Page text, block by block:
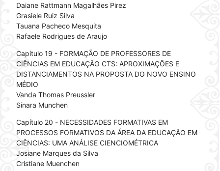
Daiane Rattmann Magalhães Pirez
Grasiele Ruiz Silva
Tauana Pacheco Mesquita
Rafaele Rodrigues de Araujo
Capítulo 19 - FORMAÇÃO DE PROFESSORES DE
CIÊNCIAS EM EDUCAÇÃO CTS: APROXIMAÇÕES E
DISTANCIAMENTOS NA PROPOSTA DO NOVO ENSINO
MÉDIO
Vanda Thomas Preussler
Sinara Munchen
Capítulo 20 - NECESSIDADES FORMATIVAS EM
PROCESSOS FORMATIVOS DA ÁREA DA EDUCAÇÃO EM
CIÊNCIAS: UMA ANÁLISE CIENCIOMÉTRICA
Josiane Marques da Silva
Cristiane Muenchen